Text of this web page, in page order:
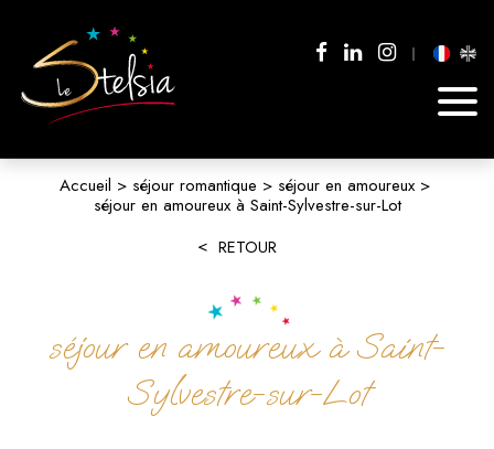
Accueil séjour romantique
séjour en amoureux
séjour en amoureux à Saint-Sylvestre-sur-Lot
RETOUR
séjour en amoureux à Saint-
Sylvestre-sur-Lot